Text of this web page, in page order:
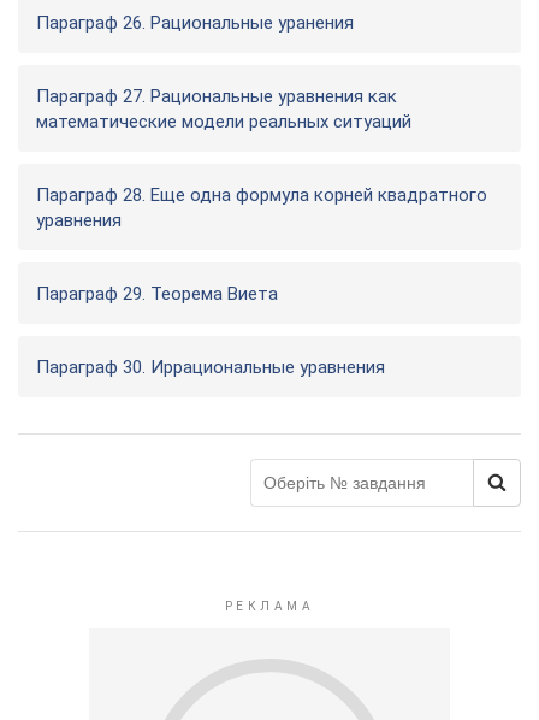
Параграф 26. Рациональные уранения
Параграф 27. Рациональные уравнения как
математические модели реальных ситуаций
Параграф 28. Еще одна формула корней квадратного
уравнения
Параграф 29. Теорема Виета
Параграф 30. Иррациональные уравнения